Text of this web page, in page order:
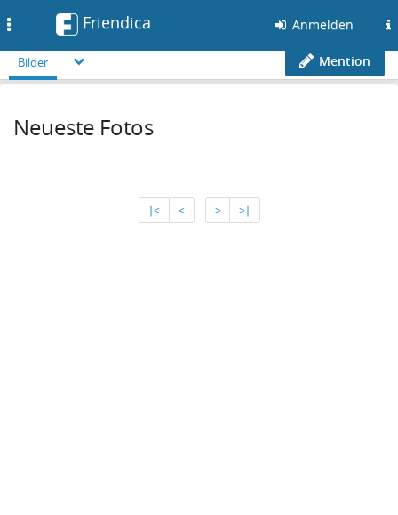
Friendica Anmelden
Bilder Mention
Neueste Fotos
∣< < > >∣